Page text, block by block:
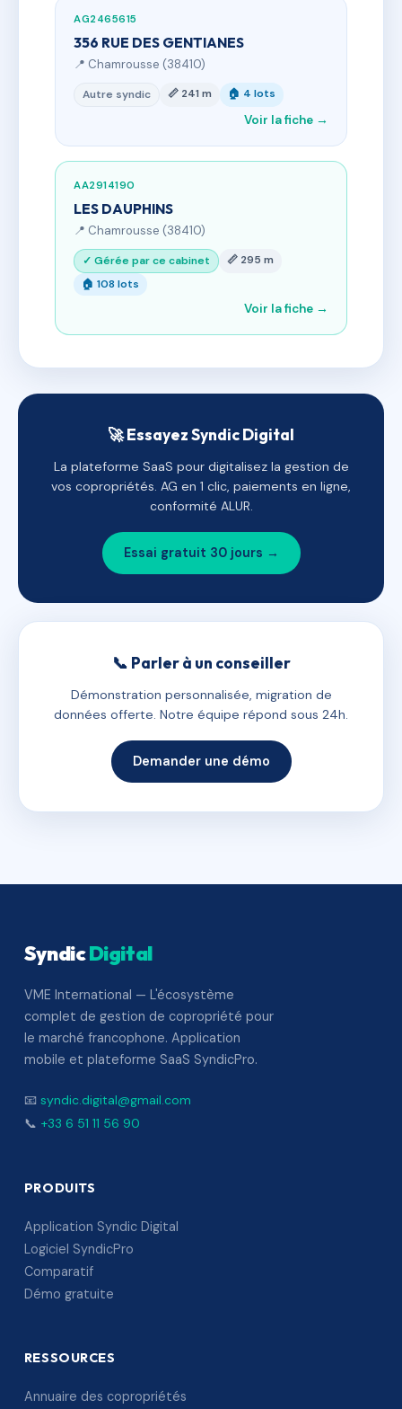
AG2465615
356 RUE DES GENTIANES
📍 Chamrousse (38410)
Autre syndic 📏 241 m 🏠 4 lots
Voir la fiche →
AA2914190
LES DAUPHINS
📍 Chamrousse (38410)
✓ Gérée par ce cabinet
📏 295 m
🏠 108 lots
Voir la fiche →
🚀 Essayez Syndic Digital
La plateforme SaaS pour digitalisez la gestion de
vos copropriétés. AG en 1 clic, paiements en ligne,
conformité ALUR.
Essai gratuit 30 jours →
📞 Parler à un conseiller
Démonstration personnalisée, migration de
données offerte. Notre équipe répond sous 24h.
Demander une démo
SyndicDigital
VME International — L'écosystème
complet de gestion de copropriété pour
le marché francophone. Application
mobile et plateforme SaaS SyndicPro.
📧 syndic.digital@gmail.com
📞 +33 6 51 11 56 90
PRODUITS
Application Syndic Digital
Logiciel SyndicPro
Comparatif
Démo gratuite
RESSOURCES
Annuaire des copropriétés